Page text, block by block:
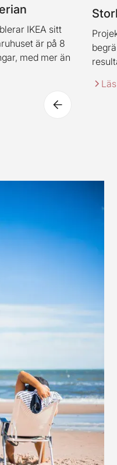
IKEA sitt
är på 8
med mer än
(dock i en ny